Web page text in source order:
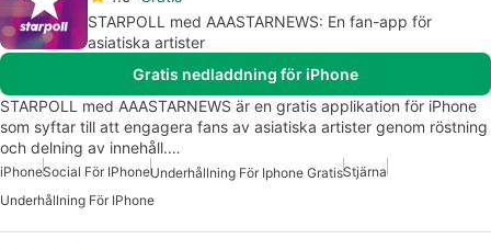
STARPOLL med AAASTARNEWS: En fan-app för
asiatiska artister
Gratis nedladdning för iPhone
STARPOLL med AAASTARNEWS är en gratis applikation för iPhone
som syftar till att engagera fans av asiatiska artister genom röstning
och delning av innehåll.…
iPhoneSocial För IPhoneUnderhållning För Iphone GratisStjärna
Underhållning För IPhone